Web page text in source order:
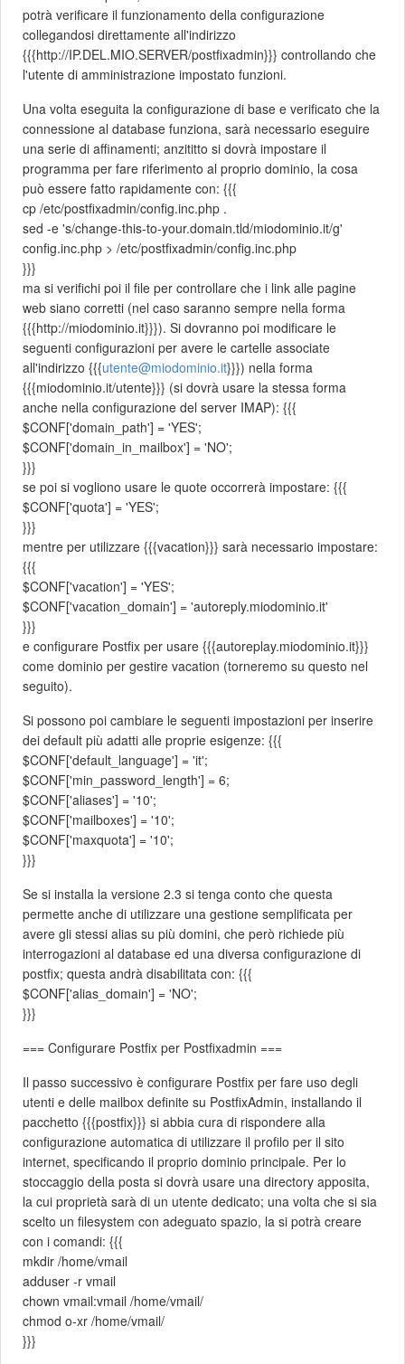
potrà verificare il funzionamento della configurazione
collegandosi direttamente all'indirizzo
{{{http://IP.DEL.MIO.SERVER/postfixadmin}}} controllando che
l'utente di amministrazione impostato funzioni.
Una volta eseguita la configurazione di base e verificato che la
connessione al database funziona, sarà necessario eseguire
una serie di affinamenti; anzititto si dovrà impostare il
programma per fare riferimento al proprio dominio, la cosa
può essere fatto rapidamente con: {{{
cp /etc/postfixadmin/config.inc.php .
sed -e 's/change-this-to-your.domain.tld/miodominio.it/g'
config.inc.php > /etc/postfixadmin/config.inc.php
}}}
ma si verifichi poi il file per controllare che i link alle pagine
web siano corretti (nel caso saranno sempre nella forma
{{{http://miodominio.it}}}). Si dovranno poi modificare le
seguenti configurazioni per avere le cartelle associate
all'indirizzo {{{utente@miodominio.it}}}) nella forma
{{{miodominio.it/utente}}} (si dovrà usare la stessa forma
anche nella configurazione del server IMAP): {{{
$CONF['domain_path'] = 'YES';
$CONF['domain_in_mailbox'] = 'NO';
}}}
se poi si vogliono usare le quote occorrerà impostare: {{{
$CONF['quota'] = 'YES';
}}}
mentre per utilizzare {{{vacation}}} sarà necessario impostare:
{{{
$CONF['vacation'] = 'YES';
$CONF['vacation_domain'] = 'autoreply.miodominio.it'
}}}
e configurare Postfix per usare {{{autoreplay.miodominio.it}}}
come dominio per gestire vacation (torneremo su questo nel
seguito).
Si possono poi cambiare le seguenti impostazioni per inserire
dei default più adatti alle proprie esigenze: {{{
$CONF['default_language'] = 'it';
$CONF['min_password_length'] = 6;
$CONF['aliases'] = '10';
$CONF['mailboxes'] = '10';
$CONF['maxquota'] = '10';
}}}
Se si installa la versione 2.3 si tenga conto che questa
permette anche di utilizzare una gestione semplificata per
avere gli stessi alias su più domini, che però richiede più
interrogazioni al database ed una diversa configurazione di
postfix; questa andrà disabilitata con: {{{
$CONF['alias_domain'] = 'NO';
}}}
=== Configurare Postfix per Postfixadmin ===
Il passo successivo è configurare Postfix per fare uso degli
utenti e delle mailbox definite su PostfixAdmin, installando il
pacchetto {{{postfix}}} si abbia cura di rispondere alla
configurazione automatica di utilizzare il profilo per il sito
internet, specificando il proprio dominio principale. Per lo
stoccaggio della posta si dovrà usare una directory apposita,
la cui proprietà sarà di un utente dedicato; una volta che si sia
scelto un filesystem con adeguato spazio, la si potrà creare
con i comandi: {{{
mkdir /home/vmail
adduser -r vmail
chown vmail:vmail /home/vmail/
chmod o-xr /home/vmail/
}}}